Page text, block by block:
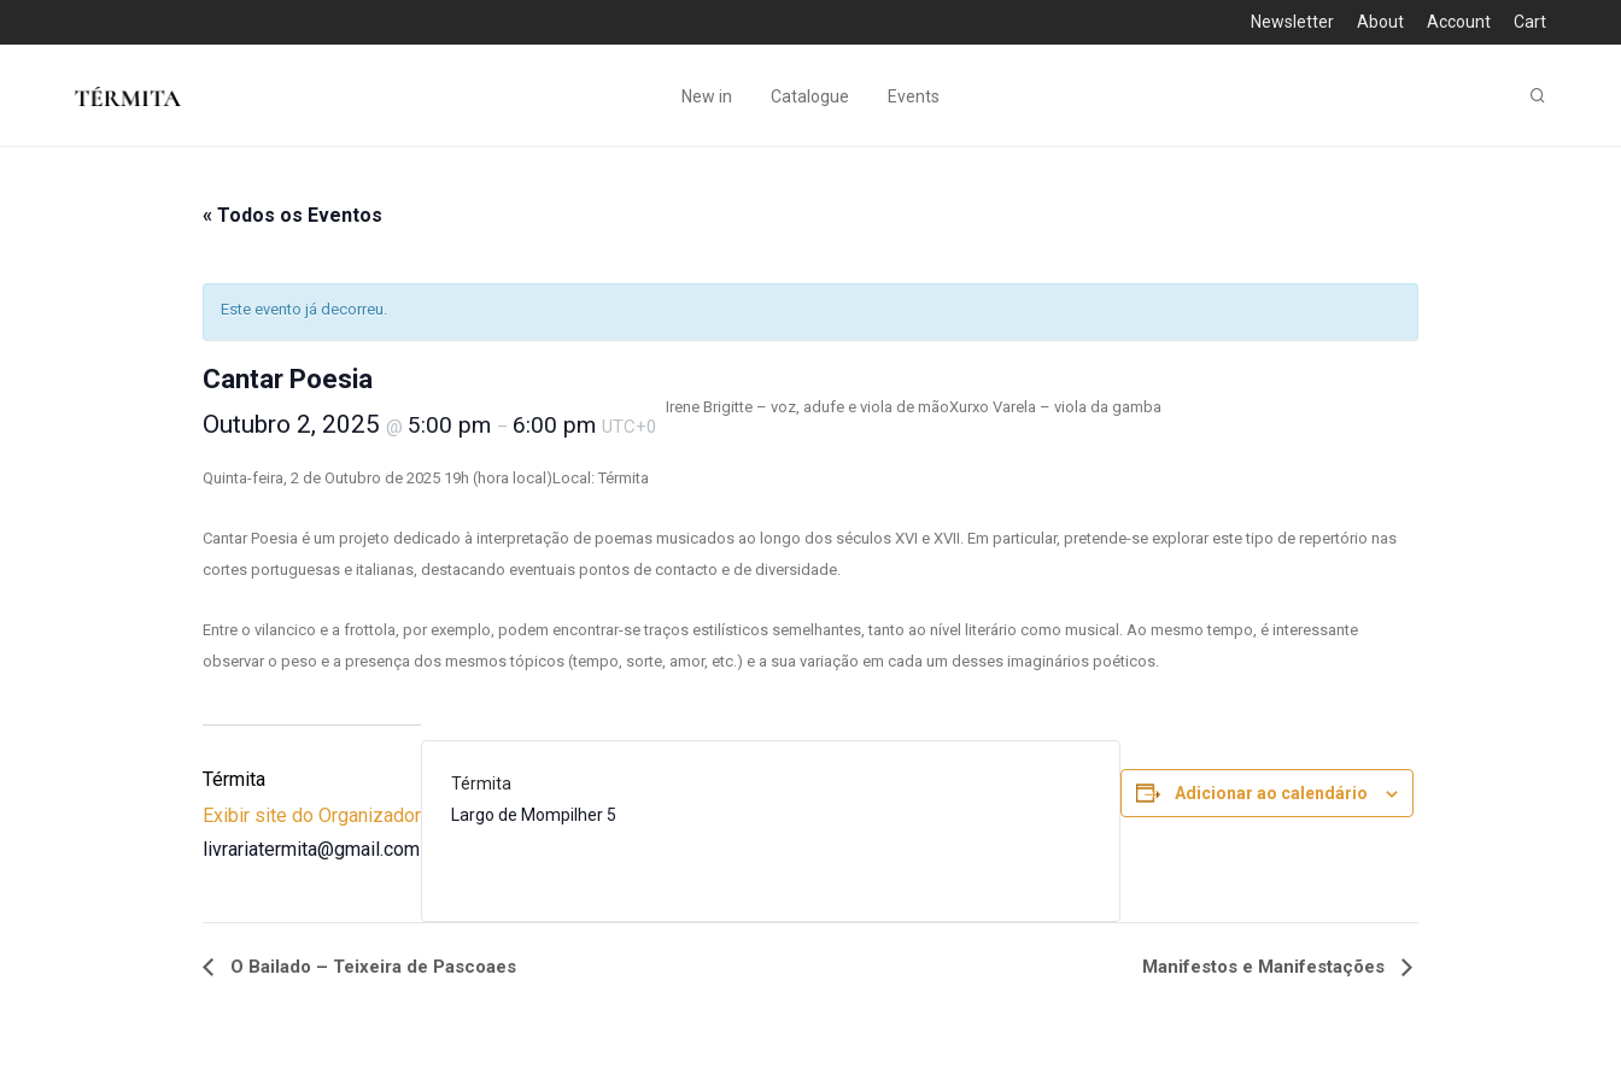
Newsletter About Account Cart
New in Catalogue Events
« Todos os Eventos
Este evento já decorreu.
Cantar Poesia
Outubro 2, 2025 @ 5:00 pm – 6:00 pm UTC+0
Irene Brigitte – voz, adufe e viola de mãoXurxo Varela – viola da gamba
Quinta-feira, 2 de Outubro de 2025 19h (hora local)Local: Térmita
Cantar Poesia é um projeto dedicado à interpretação de poemas musicados ao longo dos séculos XVI e XVII. Em particular, pretende-se explorar este tipo de repertório nas
cortes portuguesas e italianas, destacando eventuais pontos de contacto e de diversidade.
Entre o vilancico e a frottola, por exemplo, podem encontrar-se traços estilísticos semelhantes, tanto ao nível literário como musical. Ao mesmo tempo, é interessante
observar o peso e a presença dos mesmos tópicos (tempo, sorte, amor, etc.) e a sua variação em cada um desses imaginários poéticos.
Térmita
Exibir site do Organizador
livrariatermita@gmail.com
Térmita
Largo de Mompilher 5
Adicionar ao calendário
Navegação
O Bailado – Teixeira de Pascoaes Manifestos e Manifestações